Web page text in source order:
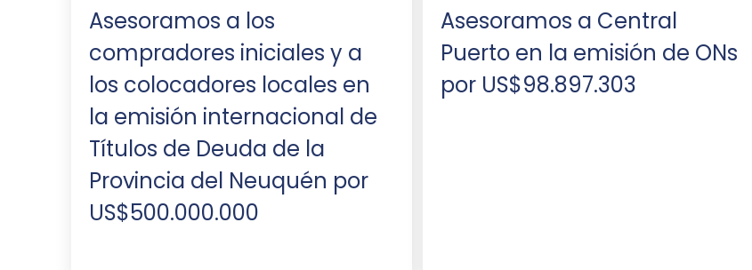
Asesoramos a los
compradores iniciales y a
los colocadores locales en
la emisión internacional de
Títulos de Deuda de la
Provincia del Neuquén por
US$500.000.000
Asesoramos a Central
Puerto en la emisión de ONs
por US$98.897.303